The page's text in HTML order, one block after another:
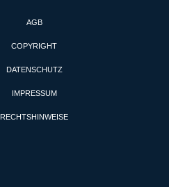
AGB
COPYRIGHT
DATENSCHUTZ
IMPRESSUM
RECHTSHINWEISE